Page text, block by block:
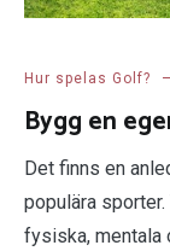
Hur spelas Golf?
Bygg en
Det finns en
populära
fysiska, mentala